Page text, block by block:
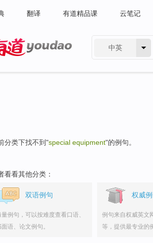
翻译 有道精品课 云笔记
中英
分类下找不到"special equipment"的例句。
看看其他分类：
双语例句
量例句，可以按难度查看口语、
面语、论文例句。
权威
例句来自权威英文
等，提供最专业的